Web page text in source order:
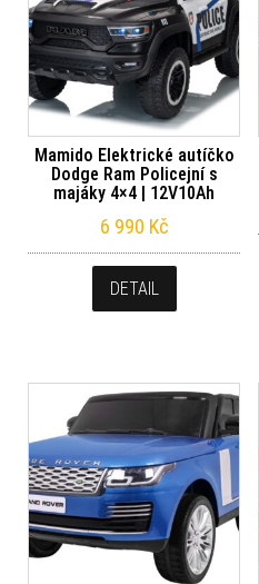
Mamido Elektrické autíčko
Dodge Ram Policejní s
majáky 4×4 | 12V10Ah
6 990 Kč
DETAIL